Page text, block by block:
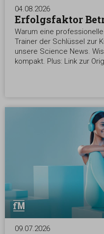
04.08.2026
Erfolgsfaktor
Warum eine
Trainer der Schlüssel zur
unsere Science News.
kompakt. Plus: Link zur
09.07.2026